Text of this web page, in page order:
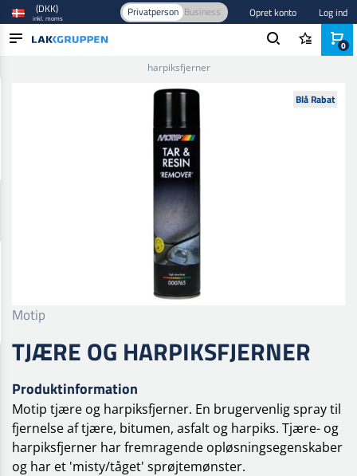
(DKK)
inkl. moms Privatperson Business Opret konto Log ind
harpiksfjerner
Blå Rabat
Motip
TJÆRE OG HARPIKSFJERNER
Produktinformation
Motip tjære og harpiksfjerner. En brugervenlig spray til
fjernelse af tjære, bitumen, asfalt og harpiks. Tjære- og
harpiksfjerner har fremragende opløsningsegenskaber
og har et 'misty/tåget' sprøjtemønster.
0